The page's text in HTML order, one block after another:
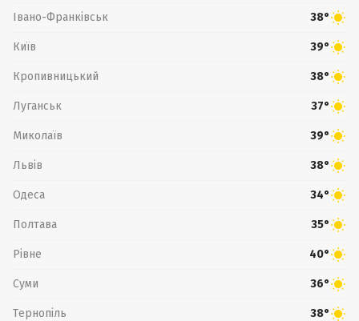
Івано-Франківськ 38°
Київ 39°
Кропивницький 38°
Луганськ 37°
Миколаїв 39°
Львів 38°
Одеса 34°
Полтава 35°
Рівне 40°
Суми 36°
Тернопіль 38°